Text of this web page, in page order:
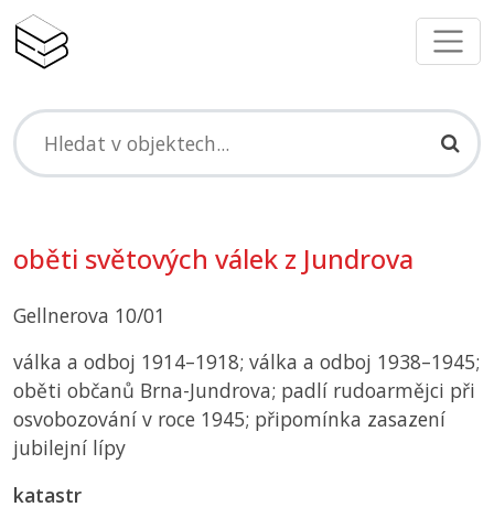
oběti světových válek z Jundrova
Gellnerova 10/01
válka a odboj 1914–1918; válka a odboj 1938–1945;
oběti občanů Brna-Jundrova; padlí rudoarmějci při
osvobozování v roce 1945; připomínka zasazení
jubilejní lípy
katastr